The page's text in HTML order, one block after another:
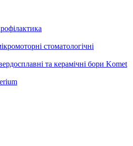
стоматологічні
та керамічні бори Komet